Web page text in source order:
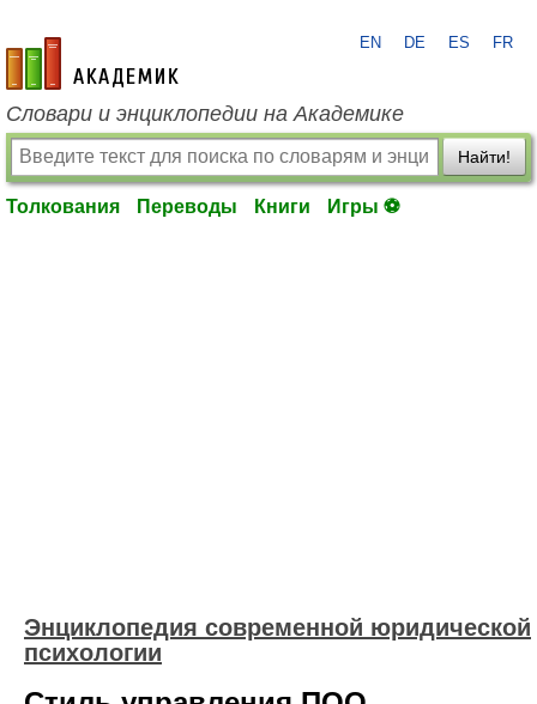
academic.ru
EN DE ES FR
Словари и энциклопедии на Академике
Найти!
Толкования Переводы Книги Игры ⚽
Энциклопедия современной юридической
психологии